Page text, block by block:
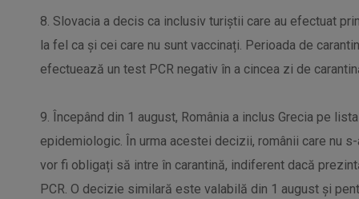
8. Slovacia a decis ca inclusiv turiștii care au efectuat
la fel ca și cei care nu sunt vaccinați. Perioada de
efectuează un test PCR negativ în a cincea zi de
9. Începând din 1 august, România a inclus Grecia pe
epidemiologic. În urma acestei decizii, românii care nu
vor fi obligați să intre în carantină, indiferent dacă
PCR. O decizie similară este valabilă din 1 august și